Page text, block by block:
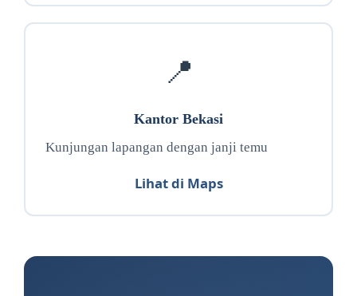
📍
Kantor Bekasi
Kunjungan lapangan dengan janji temu
Lihat di Maps